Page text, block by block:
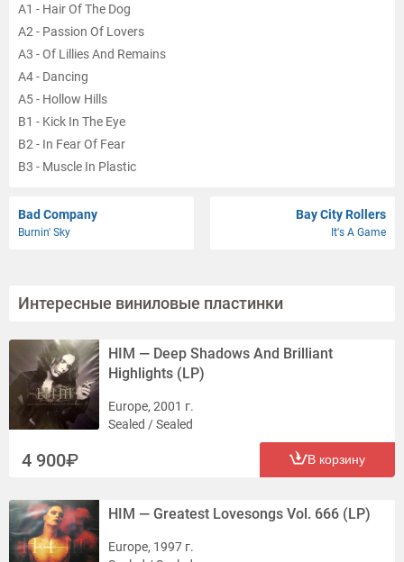
A1 - Hair Of The Dog
A2 - Passion Of Lovers
A3 - Of Lillies And Remains
A4 - Dancing
A5 - Hollow Hills
B1 - Kick In The Eye
B2 - In Fear Of Fear
B3 - Muscle In Plastic
B5 - Mask
Bad Company
Burnin' Sky
Bay City Rollers
It's A Game
Интересные виниловые пластинки
HIM — Deep Shadows And Brilliant
Highlights (LP)
Europe, 2001 г.
Sealed / Sealed
4 900 В корзину
HIM — Greatest Lovesongs Vol. 666 (LP)
Europe, 1997 г.